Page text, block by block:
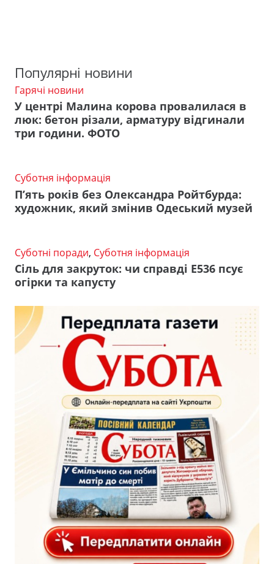
Популярні новини
Гарячі новини
У центрі Малина корова провалилася в
люк: бетон різали, арматуру відгинали
три години. ФОТО
Суботня інформація
П’ять років без Олександра Ройтбурда:
художник, який змінив Одеський музей
Суботні поради, Суботня інформація
Сіль для закруток: чи справді Е536 псує
огірки та капусту